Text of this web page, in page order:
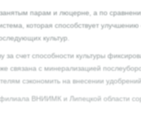
парам и люцерне, а по
которая способствует
культур.
счет способности культуры
связана с минерализацией
сэкономить на внесении удобрений.
ВНИИМК и Липецкой области